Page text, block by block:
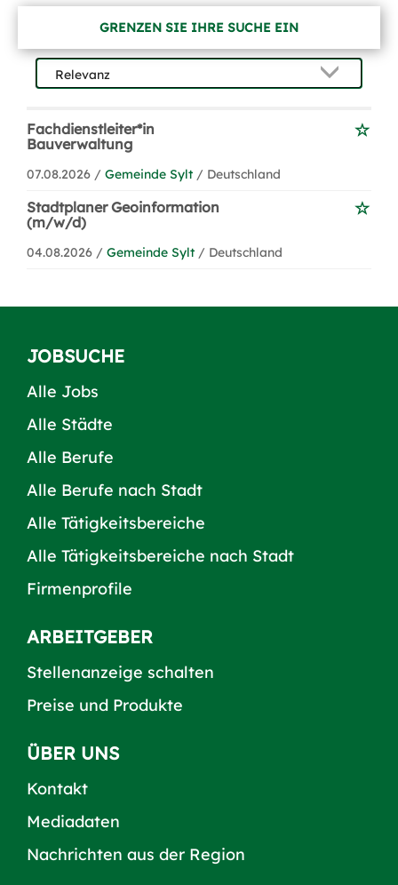
GRENZEN SIE IHRE SUCHE EIN
Fachdienstleiter*in
Bauverwaltung
07.08.2026 / Gemeinde Sylt / Deutschland
Stadtplaner Geoinformation
(m/w/d)
04.08.2026 / Gemeinde Sylt / Deutschland
JOBSUCHE
Alle Jobs
Alle Städte
Alle Berufe
Alle Berufe nach Stadt
Alle Tätigkeitsbereiche
Alle Tätigkeitsbereiche nach Stadt
Firmenprofile
ARBEITGEBER
Stellenanzeige schalten
Preise und Produkte
ÜBER UNS
Kontakt
Mediadaten
Nachrichten aus der Region